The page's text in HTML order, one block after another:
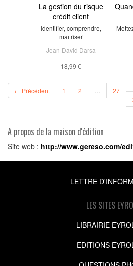
La gestion du risque
crédit client
Identifier, comprendre,
maîtriser
Jean-David Darsa
18,99 €
← Précédent 1 2
27
A propos de la maison d'édition
Site web : http://www.gereso.com/
LETTRE
LES SITES
LIBRAIRIE
EDITIONS